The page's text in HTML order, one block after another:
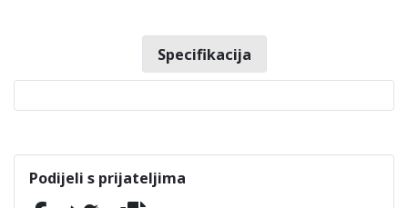
Specifikacija
Podijeli s prijateljima